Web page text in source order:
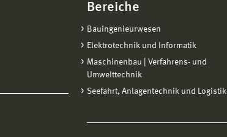
Bereiche
Bauingenieurwesen
Elektrotechnik und Informatik
Maschinenbau | Verfahrens- und
Umwelttechnik
Seefahrt, Anlagentechnik und Logistik